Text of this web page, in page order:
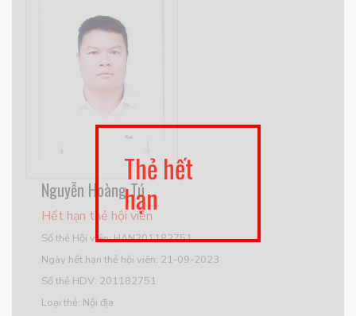
Nguyễn Hoàng Tú
Hết hạn thẻ hội viên
Số thẻ Hội viên: HAN201182751
Ngày hết hạn thẻ hội viên: 21-09-2023
Số thẻ HDV: 201182751
Loại thẻ: Nội địa
Thẻ hết
hạn